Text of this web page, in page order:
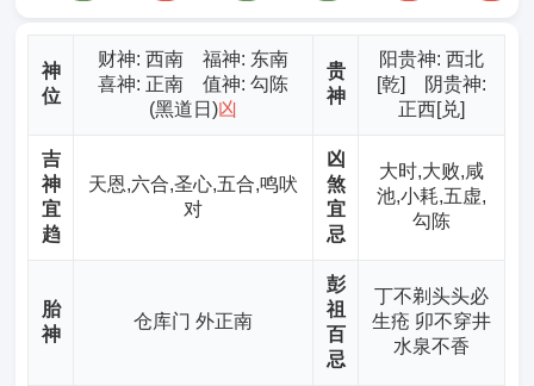
神
位
财神: 西南 福神: 东南
喜神: 正南 值神: 勾陈
(黑道日)凶
贵
神
阳贵神: 西北
[乾] 阴贵神:
正西[兑]
吉
神
宜
趋
天恩,六合,圣心,五合,鸣吠
对
凶
煞
宜
忌
大时,大败,咸
池,小耗,五虚,
勾陈
胎
神
仓库门 外正南
彭
祖
百
忌
丁不剃头头必
生疮 卯不穿井
水泉不香